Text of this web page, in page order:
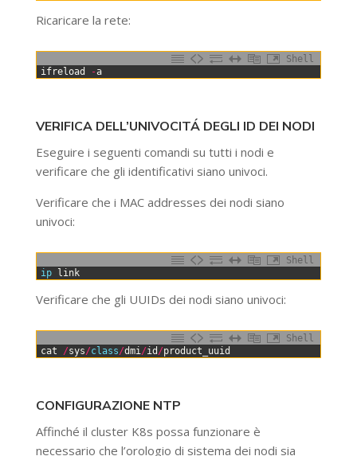
Ricaricare la rete:
Shell
ifreload -a
VERIFICA DELL’UNIVOCITÁ DEGLI ID DEI NODI
Eseguire i seguenti comandi su tutti i nodi e
verificare che gli identificativi siano univoci.
Verificare che i MAC addresses dei nodi siano
univoci:
Shell
ip link
Verificare che gli UUIDs dei nodi siano univoci:
Shell
cat /sys/class/dmi/id /product_uuid
CONFIGURAZIONE NTP
Affinché il cluster K8s possa funzionare è
necessario che l’orologio di sistema dei nodi sia